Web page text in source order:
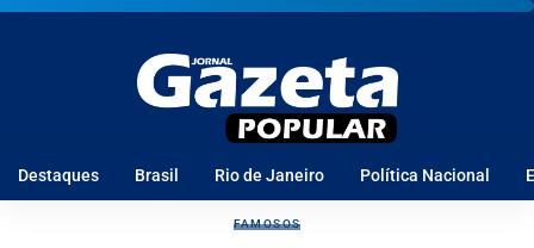
Destaques Brasil Rio de Janeiro Política Nacional
FAMOSOS